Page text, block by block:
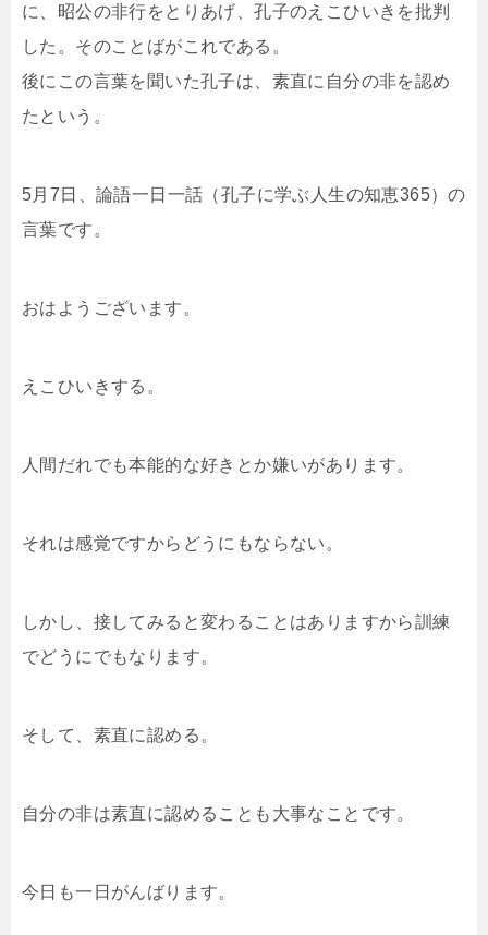
に、昭公の非行をとりあげ、孔子のえこひいきを批判
した。そのことばがこれである。
後にこの言葉を聞いた孔子は、素直に自分の非を認め
たという。
5月7日、論語一日一話（孔子に学ぶ人生の知恵365）の
言葉です。
おはようございます。
えこひいきする。
人間だれでも本能的な好きとか嫌いがあります。
それは感覚ですからどうにもならない。
しかし、接してみると変わることはありますから訓練
でどうにでもなります。
そして、素直に認める。
自分の非は素直に認めることも大事なことです。
今日も一日がんばります。